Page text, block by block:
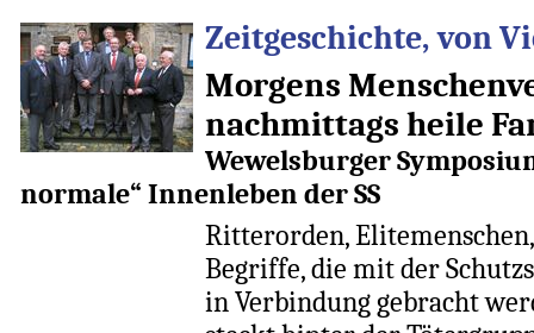
Zeitgeschichte, von
Morgens
nachmittags heile
Wewelsburger
normale“ Innenleben der SS
Ritterorden,
Begriffe, die mit der
in Verbindung gebracht